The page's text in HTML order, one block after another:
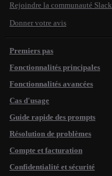
Rejoindre la communauté Slack
Donner votre avis
Premiers pas
Fonctionnalités principales
Fonctionnalités avancées
Cas d'usage
Guide rapide des prompts
Résolution de problèmes
Compte et facturation
Confidentialité et sécurité